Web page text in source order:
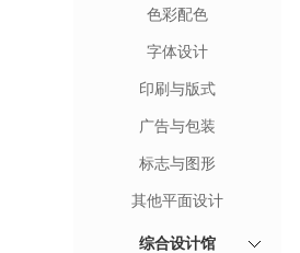
色彩配色
字体设计
印刷与版式
广告与包装
标志与图形
其他平面设计
综合设计馆